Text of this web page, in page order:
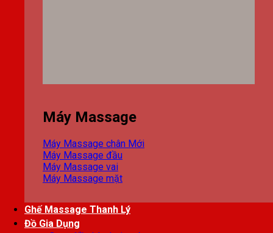
Máy Massage
Máy Massage chân
Máy Massage đầu
Máy Massage vai
Máy Massage mặt
Ghế Massage Thanh Lý
Đồ Gia Dụng